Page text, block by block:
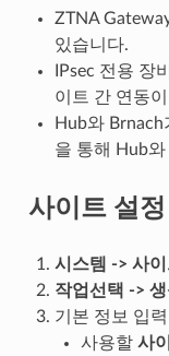
ZTNA
있습니다.
IPsec 전용 장
이트 간 연동
Hub와
을 통해 Hub
사이트 설
시스템 -> 사
작업선택 -> 생
기본 정보 입력
사용할 사